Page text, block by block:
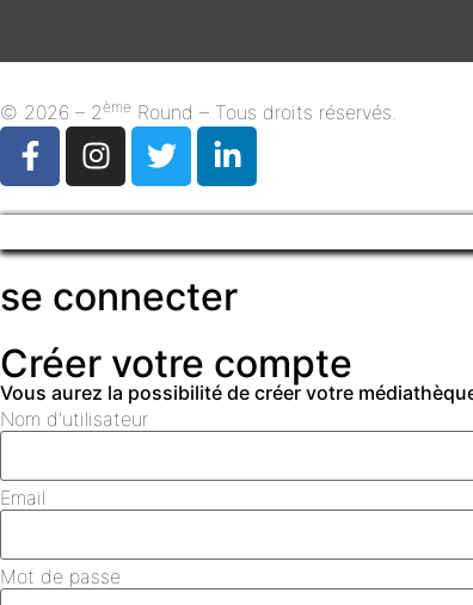
© 2026 – 2ème Round – Tous droits réservés.
se connecter
Créer votre compte
Vous aurez la possibilité de créer votre
Nom d'utilisateur
Email
Mot de passe